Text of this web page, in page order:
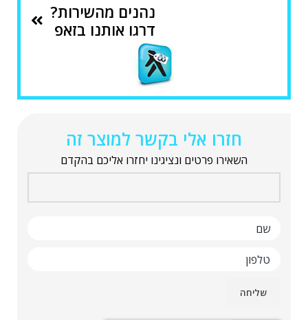
נהנים מהשירות?
דרגו אותנו בזאפ
חזרו אלי בקשר למוצר זה
השאירו פרטים ונציגינו יחזרו אליכם בהקדם